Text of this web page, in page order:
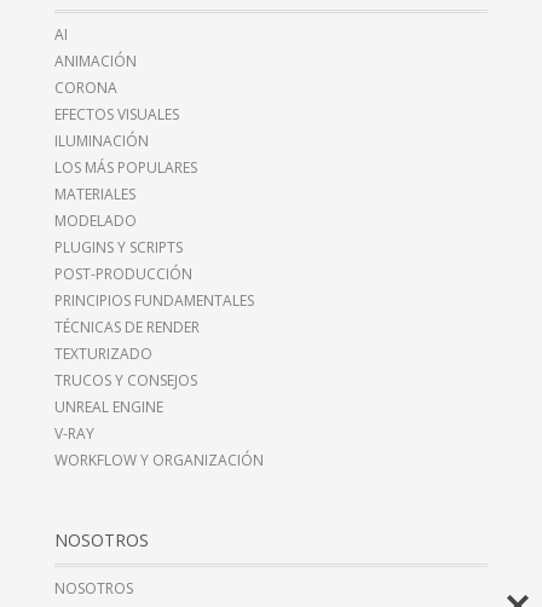
AI
ANIMACIÓN
CORONA
EFECTOS VISUALES
ILUMINACIÓN
LOS MÁS POPULARES
MATERIALES
MODELADO
PLUGINS Y SCRIPTS
POST-PRODUCCIÓN
PRINCIPIOS FUNDAMENTALES
TÉCNICAS DE RENDER
TEXTURIZADO
TRUCOS Y CONSEJOS
UNREAL ENGINE
V-RAY
WORKFLOW Y ORGANIZACIÓN
NOSOTROS
NOSOTROS